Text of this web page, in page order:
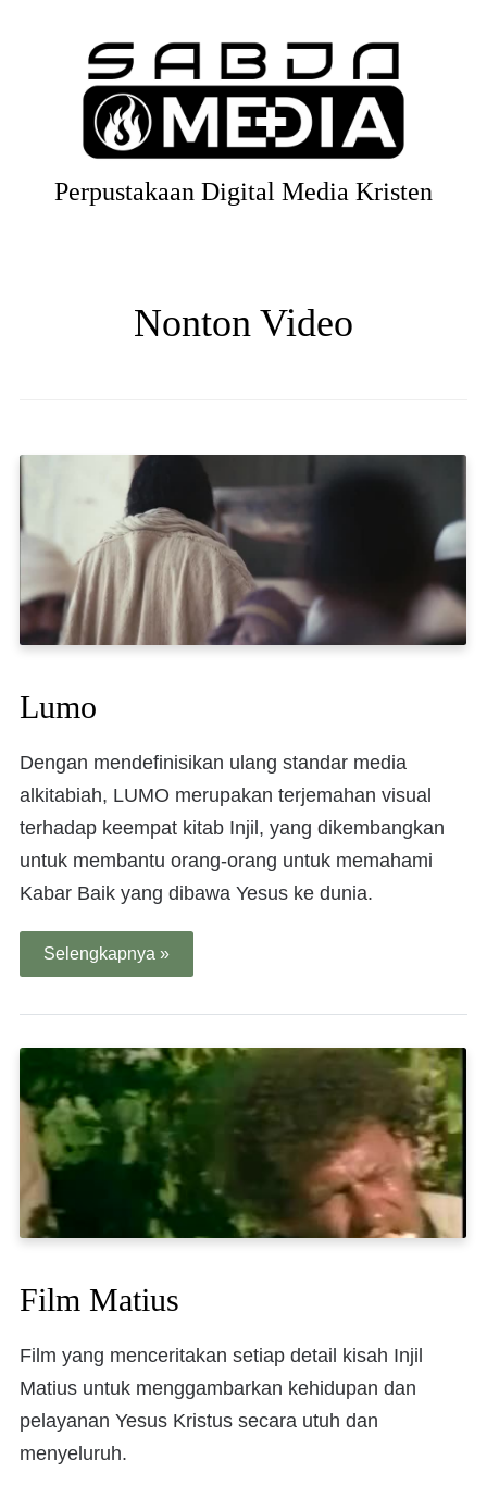
Perpustakaan Digital Media Kristen
Nonton Video
Lumo
Dengan mendefinisikan ulang standar media
alkitabiah, LUMO merupakan terjemahan visual
terhadap keempat kitab Injil, yang dikembangkan
untuk membantu orang-orang untuk memahami
Kabar Baik yang dibawa Yesus ke dunia.
Selengkapnya »
Film Matius
Film yang menceritakan setiap detail kisah Injil
Matius untuk menggambarkan kehidupan dan
pelayanan Yesus Kristus secara utuh dan
menyeluruh.